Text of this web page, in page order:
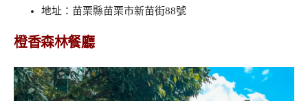
地址：苗栗縣苗栗市新苗街88號
橙香森林餐廳